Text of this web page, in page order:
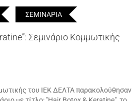
ΣΕΜΙΝΑΡΙΑ
Σεμινάριο Κομμωτικής
του ΙΕΚ ΔΕΛΤΑ παρακολούθησαν